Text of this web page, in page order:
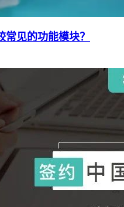
见的功能模块？